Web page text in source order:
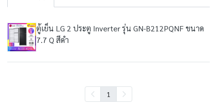
ตู้เย็น LG 2 ประตู Inverter รุ่น GN-B212PQNF ขนาด
7.7 Q สีดำ
1